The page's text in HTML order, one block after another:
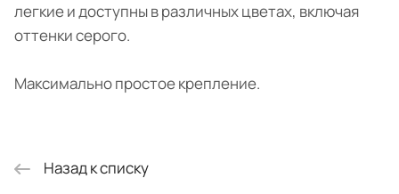
легкие и доступны в различных цветах, включая
оттенки серого.
Максимально простое крепление.
Назад к списку